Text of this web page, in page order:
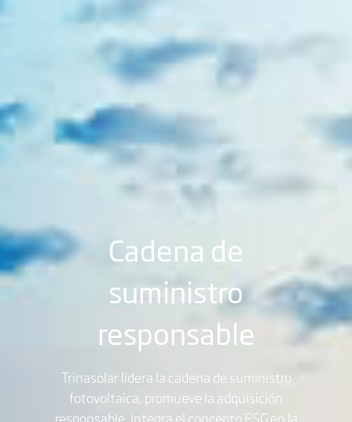
Cadena de
suministro
responsable
Trinasolar lidera la cadena de suministro
fotovoltaica, promueve la adquisición
responsable, integra el concepto ESG en la